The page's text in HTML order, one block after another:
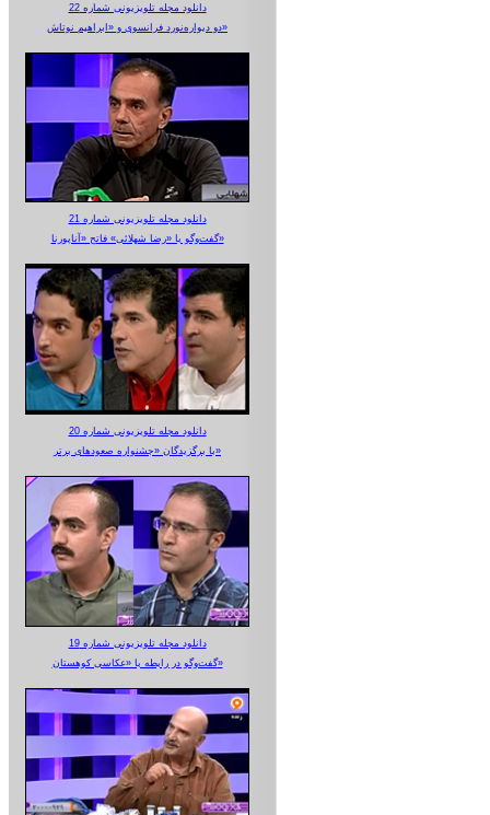
دانلود مجله تلویزیونی شماره 22
دو دیواره‌نورد فرانسوی و «ابراهیم نوتاش»
دانلود مجله تلویزیونی شماره 21
گفت‌وگو با «رضا شهلائی» فاتح «آناپورنا»
دانلود مجله تلویزیونی شماره 20
با برگزیدگان «جشنواره صعودهای برتر»
دانلود مجله تلویزیونی شماره 19
گفت‌وگو در رابطه با «عکاسی کوهستان»